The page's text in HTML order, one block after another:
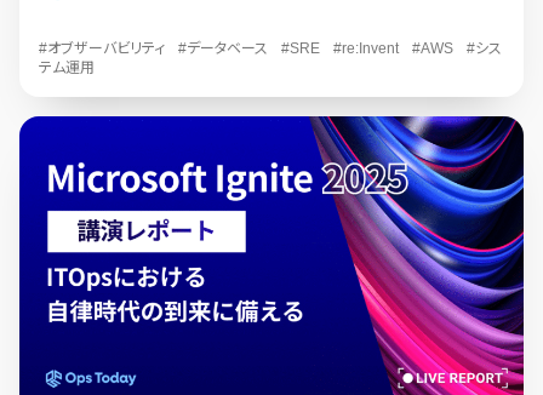
#オブザーバビリティ #データベース #SRE #re:Invent #AWS
#シス
テム運用